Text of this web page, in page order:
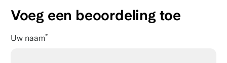
Voeg een beoordeling toe
Uw naam